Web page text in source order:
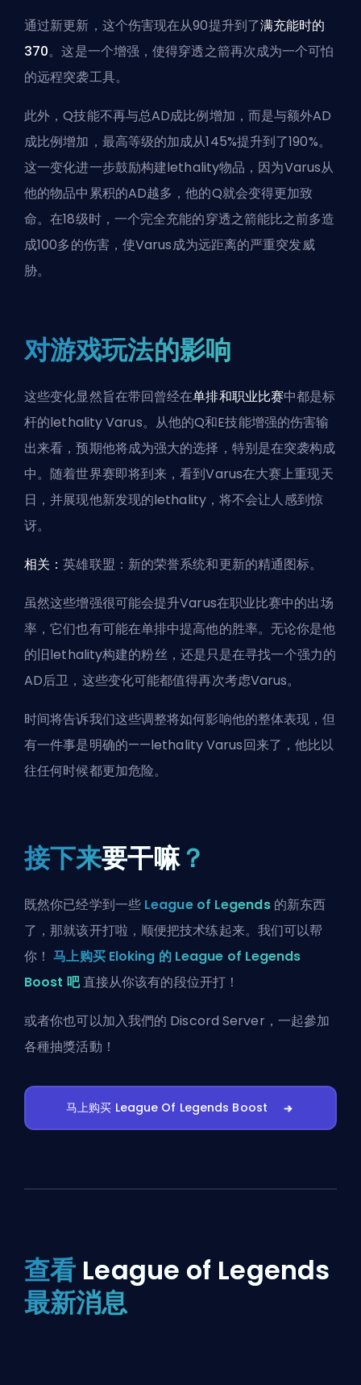
通过新更新，这个伤害现在从90提升到了满充能时的
370。这是一个增强 ，使得穿透之箭再次成为一个可怕
的远程突袭工具。
此外，Q技能不再与总AD成比例增加，而是与额外AD
成比例增加，最高等级的加成从145%提升到了190%。
这一变化进一步鼓励构建lethality物品，因为Varus从
他的物品中累积的AD越多，他的Q就会变得更加致
命。在18级时，一个完全充能的穿透之箭能比之前多造
成100多的伤害，使Varus成为远距离的严重突发威
胁。
对游戏玩法的影响
这些变化显然旨在带回曾经在单排和职业比赛中都是标
杆的lethality Varus。从他的Q和E技能增强的伤害输
出来看，预期他将成为强大的选择，特别是在突袭构成
中。随着世界赛即将到来，看到Varus在大赛上重现天
日，并展现他新发现的lethality，将不会让人感到惊
讶。
相关：英雄联盟：新的荣誉系统和更新的精通图标。
虽然这些增强很可能会提升Varus在职业比赛中的出场
率，它们也有可能在单排中提高他的胜率。无论你是他
的旧lethality构建的粉丝，还是只是在寻找一个强力的
AD后卫，这些变化可能都值得再次考虑Varus。
时间将告诉我们这些调整将如何影响他的整体表现，但
有一件事是明确的——lethality Varus回来了，他比以
往任何时候都更加危险。
接下来要干嘛？
既然你已经学到一些 League of Legends的新东西
了，那就该开打啦，顺便把技术练起来。我们可以帮
你！马上购买 Eloking 的 League of Legends
Boost 吧直接从你该有的段位开打！
或者你也可以加入我們的 Discord Server ，一起參加
各種抽獎活動！
马上购买 League Of Legends Boost
查看 League of Legends
最新消息